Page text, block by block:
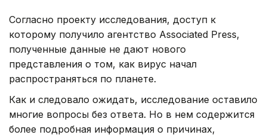
Согласно проекту исследования, доступ к
которому получило агентство Associated Press,
полученные данные не дают нового
представления о том, как вирус начал
распространяться по планете.
Как и следовало ожидать, исследование оставило
многие вопросы без ответа. Но в нем содержится
более подробная информация о причинах,